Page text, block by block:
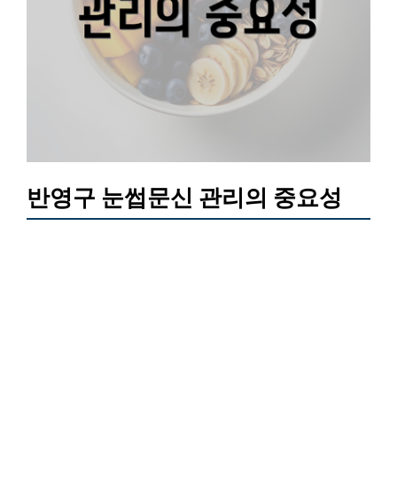
반영구 눈썹문신 관리의 중요성